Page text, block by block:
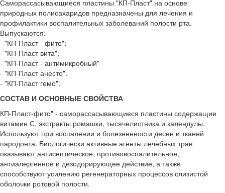
Саморассасывающиеся пластины "КП-Пласт" на основе
природных полисахаридов предназначены для лечения и
профилактики воспалительных заболеваний полости рта.
Выпускаются:
- "КП-Пласт - фито";
- "КП-Пласт вита";
- "КП-Пласт - антимикробный"
- "КП-Пласт анесто".
- "КП-Пласт гемо".
СОСТАВ И ОСНОВНЫЕ СВОЙСТВА
КП-Пласт-фито" - саморассасывающиеся пластины содержащие
витамин С, экстракты ромашки, тысячелистника и календулы.
Используют при воспалении и болезненности десен и тканей
пародонта. Биологически активные агенты лечебных трав
оказывают антисептическое, противовоспалительное,
антиалергенное и дезодорирующее действие, а также
способствуют усилению регенераторных процессов слизистой
оболочки ротовой полости.